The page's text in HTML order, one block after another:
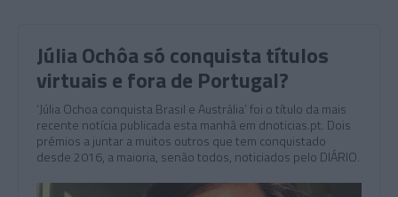
Júlia Ochôa só conquista títulos
virtuais e fora de Portugal?
‘Júlia Ochoa conquista Brasil e Austrália’ foi o título da mais
recente notícia publicada esta manhã em dnoticias.pt. Dois
prémios a juntar a muitos outros que tem conquistado
desde 2016, a maioria, senão todos, noticiados pelo DIÁRIO.